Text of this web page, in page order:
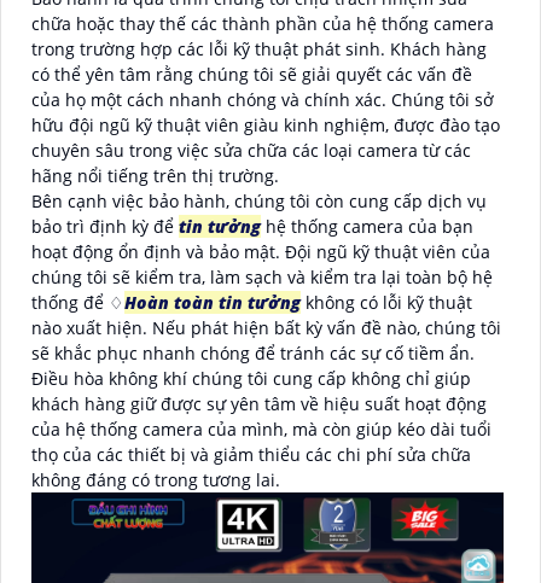
chữa hoặc thay thế các thành phần của hệ thống camera
trong trường hợp các lỗi kỹ thuật phát sinh. Khách hàng
có thể yên tâm rằng chúng tôi sẽ giải quyết các vấn đề
của họ một cách nhanh chóng và chính xác. Chúng tôi sở
hữu đội ngũ kỹ thuật viên giàu kinh nghiệm, được đào tạo
chuyên sâu trong việc sửa chữa các loại camera từ các
hãng nổi tiếng trên thị trường.
Bên cạnh việc bảo hành, chúng tôi còn cung cấp dịch vụ
bảo trì định kỳ để tin tưởnghệ thống camera của bạn
hoạt động ổn định và bảo mật. Đội ngũ kỹ thuật viên của
chúng tôi sẽ kiểm tra, làm sạch và kiểm tra lại toàn bộ hệ
thống để ♢Hoàn toàn tin tưởngkhông có lỗi kỹ thuật
nào xuất hiện. Nếu phát hiện bất kỳ vấn đề nào, chúng tôi
sẽ khắc phục nhanh chóng để tránh các sự cố tiềm ẩn.
Điều hòa không khí chúng tôi cung cấp không chỉ giúp
khách hàng giữ được sự yên tâm về hiệu suất hoạt động
của hệ thống camera của mình, mà còn giúp kéo dài tuổi
thọ của các thiết bị và giảm thiểu các chi phí sửa chữa
không đáng có trong tương lai.